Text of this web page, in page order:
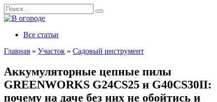
Перейти
к
содержанию
Search
for:
Все статьи
Главная » Участок » Садовый инструмент
Аккумуляторные цепные пилы
GREENWORKS G24CS25 и G40CS30II:
почему на даче без них не обойтись и